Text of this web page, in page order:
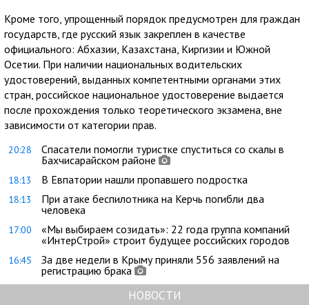
Кроме того, упрощенный порядок предусмотрен для граждан
государств, где русский язык закреплен в качестве
официального: Абхазии, Казахстана, Киргизии и Южной
Осетии. При наличии национальных водительских
удостоверений, выданных компетентными органами этих
стран, российское национальное удостоверение выдается
после прохождения только теоретического экзамена, вне
зависимости от категории прав.
20:28
Спасатели помогли туристке спуститься со скалы в
Бахчисарайском районе
18:13 В Евпатории нашли пропавшего подростка
18:13
При атаке беспилотника на Керчь погибли два
человека
17:00
«Мы выбираем созидать»: 22 года группа компаний
«ИнтерСтрой» строит будущее российских городов
16:45
За две недели в Крыму приняли 556 заявлений на
регистрацию брака
НОВОСТИ